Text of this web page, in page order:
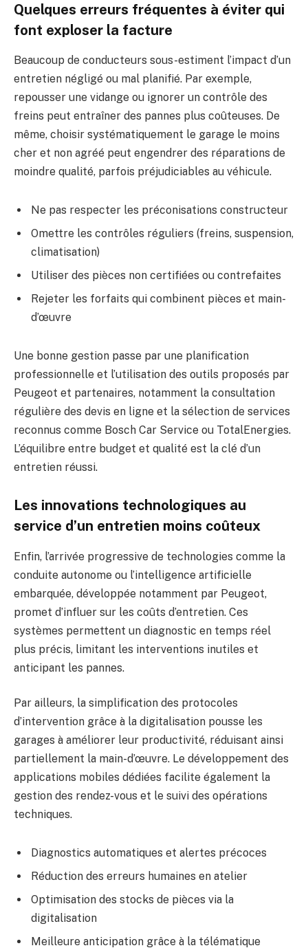
Quelques erreurs fréquentes à éviter qui
font exploser la facture
Beaucoup de conducteurs sous-estiment l’impact d’un
entretien négligé ou mal planifié. Par exemple,
repousser une vidange ou ignorer un contrôle des
freins peut entraîner des pannes plus coûteuses. De
même, choisir systématiquement le garage le moins
cher et non agréé peut engendrer des réparations de
moindre qualité, parfois préjudiciables au véhicule.
Ne pas respecter les préconisations constructeur
Omettre les contrôles réguliers (freins, suspension,
climatisation)
Utiliser des pièces non certifiées ou contrefaites
Rejeter les forfaits qui combinent pièces et main-
d’œuvre
Une bonne gestion passe par une planification
professionnelle et l’utilisation des outils proposés par
Peugeot et partenaires, notamment la consultation
régulière des devis en ligne et la sélection de services
reconnus comme Bosch Car Service ou TotalEnergies.
L’équilibre entre budget et qualité est la clé d’un
entretien réussi.
Les innovations technologiques au
service d’un entretien moins coûteux
Enfin, l’arrivée progressive de technologies comme la
conduite autonome ou l’intelligence artificielle
embarquée, développée notamment par Peugeot,
promet d’influer sur les coûts d’entretien. Ces
systèmes permettent un diagnostic en temps réel
plus précis, limitant les interventions inutiles et
anticipant les pannes.
Par ailleurs, la simplification des protocoles
d’intervention grâce à la digitalisation pousse les
garages à améliorer leur productivité, réduisant ainsi
partiellement la main-d’œuvre. Le développement des
applications mobiles dédiées facilite également la
gestion des rendez-vous et le suivi des opérations
techniques.
Diagnostics automatiques et alertes précoces
Réduction des erreurs humaines en atelier
Optimisation des stocks de pièces via la
digitalisation
Meilleure anticipation grâce à la télématique